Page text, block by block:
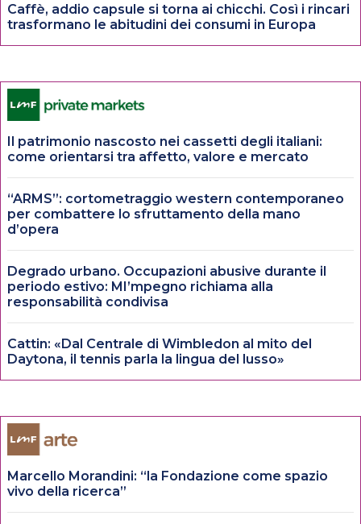
Caffè, addio capsule si torna ai chicchi. Così i rincari
trasformano le abitudini dei consumi in Europa
Il patrimonio nascosto nei cassetti degli italiani:
come orientarsi tra affetto, valore e mercato
“ARMS”: cortometraggio western contemporaneo
per combattere lo sfruttamento della mano
d’opera
Degrado urbano. Occupazioni abusive durante il
periodo estivo: MI’mpegno richiama alla
responsabilità condivisa
Cattin: «Dal Centrale di Wimbledon al mito del
Daytona, il tennis parla la lingua del lusso»
Marcello Morandini: “la Fondazione come spazio
vivo della ricerca”